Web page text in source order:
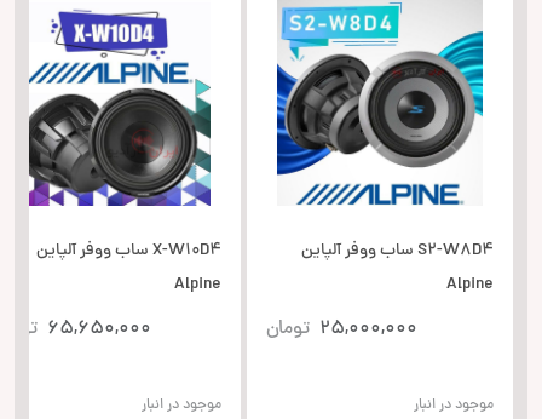
S2-W8D4 ساب ووفر آلپاین
Alpine
25,000,000 تومان
موجود در انبار
X-W10D4 ساب ووفر آلپاین
Alpine
65,650,000
موجود در انبار